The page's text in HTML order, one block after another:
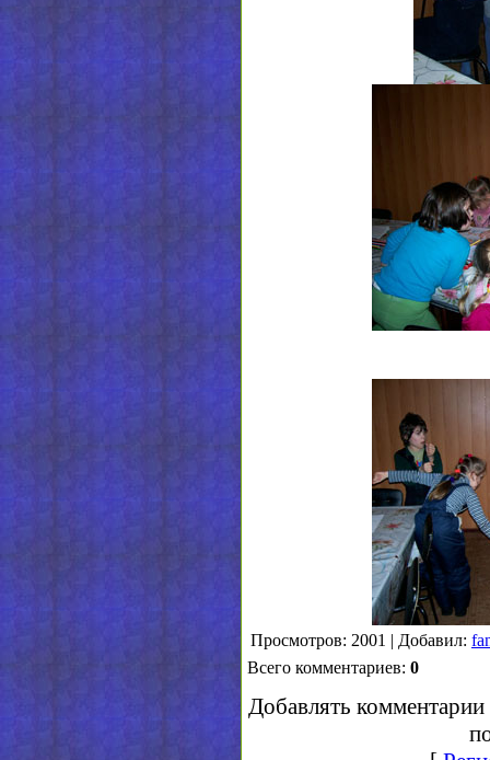
Просмотров: 2001 | Добавил:
Всего комментариев: 0
Добавлять комментарии